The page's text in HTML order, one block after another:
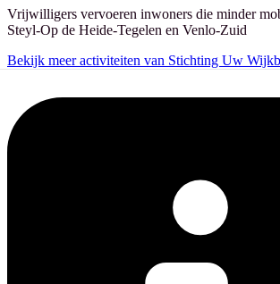
Vrijwilligers vervoeren inwoners die minder
Steyl-Op de Heide-Tegelen en Venlo-Zuid
Bekijk meer activiteiten van Stichting Uw